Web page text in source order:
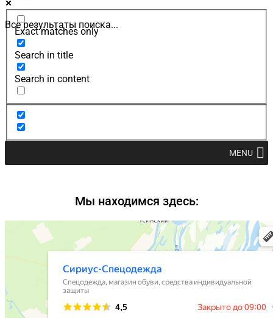
Все результаты поиска...
Exact matches only
Search in title
Search in content
MENU
Мы находимся здесь: